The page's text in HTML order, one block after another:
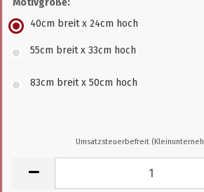
Motivgröße:
40cm breit x 24cm hoch
55cm breit x 33cm hoch
83cm breit x 50cm hoch
Umsatzsteuerbefreit